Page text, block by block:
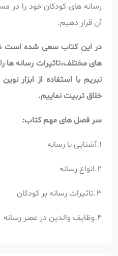
رسانه های کودکان خود را در
آن قرار دهیم.
در این کتاب سعی شده است
های مختلف،تاثیرات رسانه ها
نبریم با استفاده از ابزار
خلاق تربیت نماییم.
سر فصل های مهم کتاب:
1.آشنایی با رسانه
2.انواع رسانه
3.تاثیرات رسانه بر کودکان
4.وظایف والدین در عصر رسانه